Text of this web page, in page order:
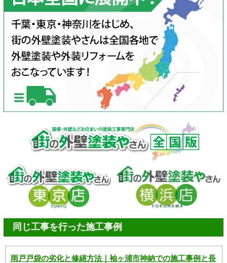
同じ工事を行った施工事例
雨戸戸袋の劣化と修繕方法｜袖ヶ浦市神納での施工事例と長